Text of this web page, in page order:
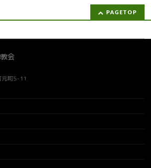
PAGETOP
会
元町5-11